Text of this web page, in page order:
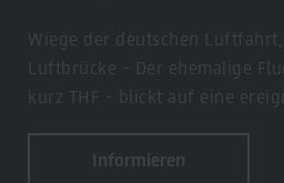
Wiege der deutschen Luftfahrt,
Luftbrücke - Der ehemalige
kurz THF - blickt auf eine
Informieren